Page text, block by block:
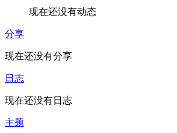
现在还没有动态
分享
现在还没有分享
日志
现在还没有日志
主题